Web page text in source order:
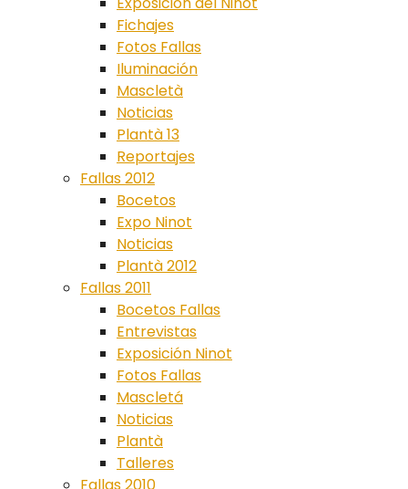
Fichajes
Fotos Fallas
Iluminación
Mascletà
Noticias
Plantà 13
Reportajes
Fallas 2012
Bocetos
Expo Ninot
Noticias
Plantà 2012
Fallas 2011
Bocetos Fallas
Entrevistas
Exposición Ninot
Fotos Fallas
Mascletá
Noticias
Plantà
Talleres